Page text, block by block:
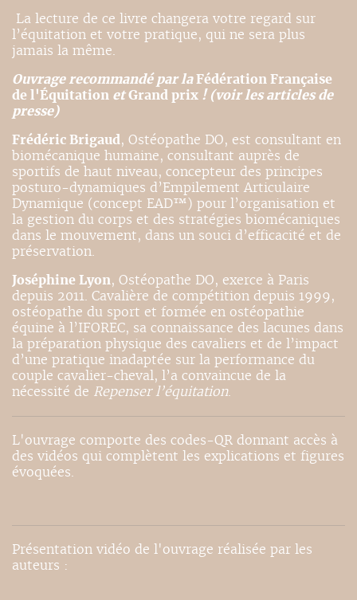
La lecture de ce livre changera votre regard sur
l’équitation et votre pratique, qui ne sera plus
jamais la même.
Ouvrage recommandé par laFédération Française
de l'Équitation etGrand prix ! (voir les articles de
presse)
Frédéric Brigaud, Ostéopathe DO, est consultant en
biomécanique humaine, consultant auprès de
sportifs de haut niveau, concepteur des principes
posturo-dynamiques d’Empilement Articulaire
Dynamique (concept EAD™) pour l’organisation et
la gestion du corps et des stratégies biomécaniques
dans le mouvement, dans un souci d’efficacité et de
préservation.
Joséphine Lyon, Ostéopathe DO, exerce à Paris
depuis 2011. Cavalière de compétition depuis 1999,
ostéopathe du sport et formée en ostéopathie
équine à l’IFOREC, sa connaissance des lacunes dans
la préparation physique des cavaliers et de l’impact
d’une pratique inadaptée sur la performance du
couple cavalier-cheval, l’a convaincue de la
nécessité de Repenser l’équitation.
L'ouvrage comporte des codes-QR donnant accès à
des vidéos qui complètent les explications et figures
évoquées.
Présentation vidéo de l'ouvrage réalisée par les
auteurs :